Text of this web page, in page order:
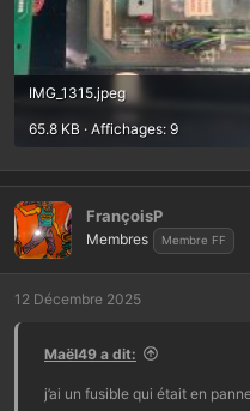
IMG_1315.jpeg
65.8 KB · Affichages: 9
FrançoisP
Membres Membre FF
12 Décembre 2025
Maël49 a dit:
j’ai un fusible qui était en